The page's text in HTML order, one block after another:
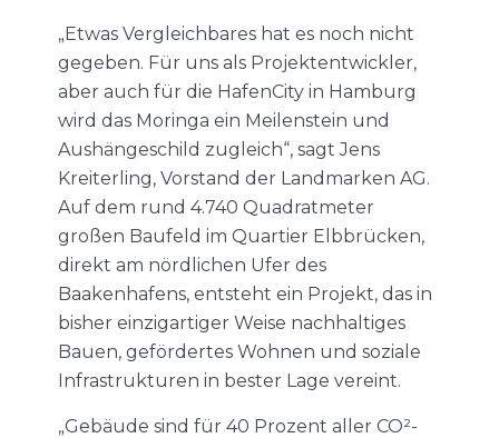
„Etwas Vergleichbares hat es noch nicht
gegeben. Für uns als Projektentwickler,
aber auch für die HafenCity in Hamburg
wird das Moringa ein Meilenstein und
Aushängeschild zugleich“, sagt Jens
Kreiterling, Vorstand der Landmarken AG.
Auf dem rund 4.740 Quadratmeter
großen Baufeld im Quartier Elbbrücken,
direkt am nördlichen Ufer des
Baakenhafens, entsteht ein Projekt, das in
bisher einzigartiger Weise nachhaltiges
Bauen, gefördertes Wohnen und soziale
Infrastrukturen in bester Lage vereint.
„Gebäude sind für 40 Prozent aller CO²-